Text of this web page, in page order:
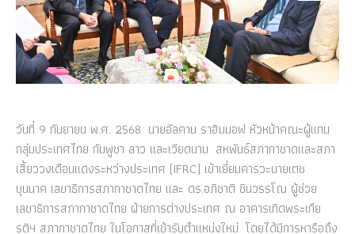
วันที่ 9 กันยายน พ.ศ. 2568 นายอัลคาน ราฮิมมอฟ หัวหน้าคณะผู้แทน
กลุ่มประเทศไทย กัมพูชา ลาว และเวียดนาม สหพันธ์สภากาชาดและสภา
เสี้ยววงเดือนแดงระหว่างประเทศ (IFRC) เข้าเยี่ยมคารวะนายเตช
บุนนาค เลขาธิการสภากาชาดไทย และ ดร.อภิชาติ ชินวรรโณ ผู้ช่วย
เลขาธิการสภากาชาดไทย ฝ่ายการต่างประเทศ ณ อาคารเทิดพระเกีย
รติฯ สภากาชาดไทย ในโอกาสที่เข้ารับตำแหน่งใหม่ โดยได้มีการหารือถึง